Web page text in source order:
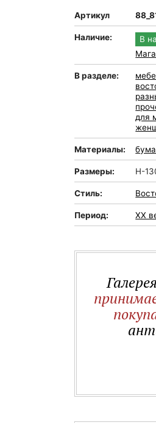
Артикул
Наличие:
В
В разделе:
для
Материалы:
Размеры: H-
Стиль:
Период: XX